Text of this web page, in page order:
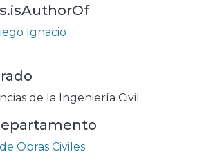
Ignacio
de la Ingeniería Civil
Obras Civiles